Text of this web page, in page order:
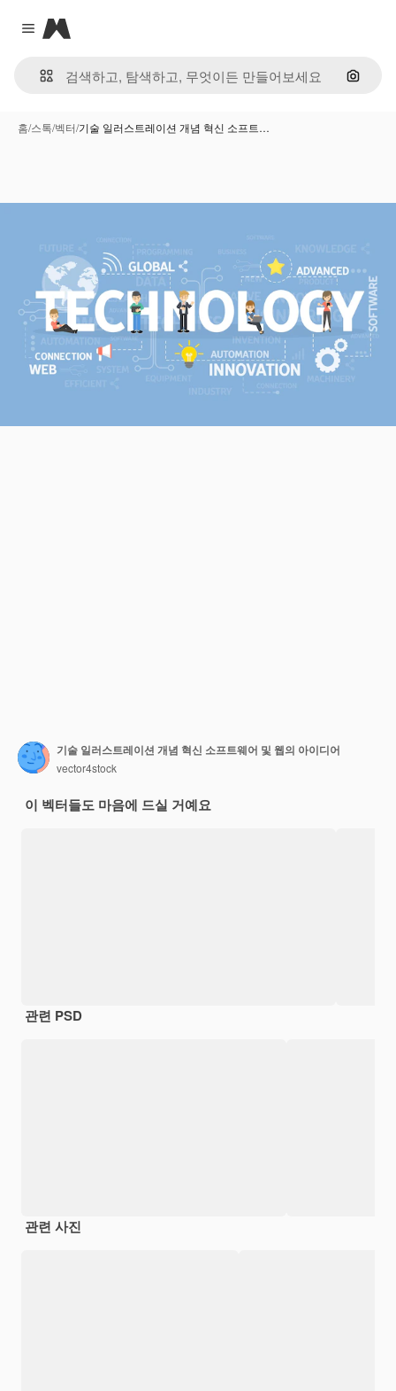
Close menu
Magnific
이미지
홈/스톡/벡터/기술 일러스트레이션 개념 혁신 소프트…
기술 일러스트레이션 개념 혁신 소프트웨어 및 웹의 아이디어
vector4stock
이 벡터들도 마음에 드실 거예요
관련 PSD
관련 사진